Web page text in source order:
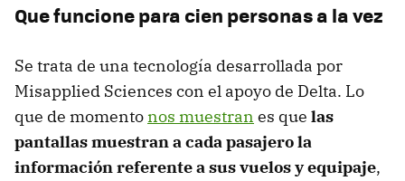
Que funcione para cien personas a la vez
Se trata de una tecnología desarrollada por
Misapplied Sciences con el apoyo de Delta. Lo
que de momentonos muestran es que las
pantallas muestran a cada pasajero la
información referente a sus vuelos y equipaje,